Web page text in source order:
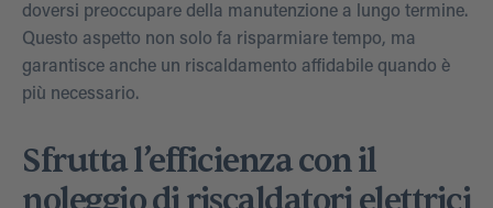
doversi preoccupare della manutenzione a lungo termine.
Questo aspetto non solo fa risparmiare tempo, ma
garantisce anche un riscaldamento affidabile quando è
più necessario.
Sfrutta l’efficienza con il